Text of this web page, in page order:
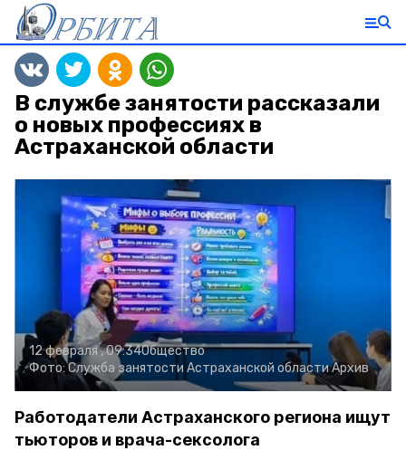
В службе занятости рассказали
о новых профессиях в
Астраханской области
12 февраля , 09:34Общество
Фото:Служба занятости Астраханской областиАрхив
Работодатели Астраханского региона ищут
тьюторов и врача-сексолога